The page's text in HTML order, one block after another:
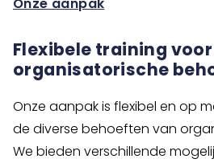
Flexibele training
organisatorische
Onze aanpak is flexibel en op
de diverse behoeften van
We bieden verschillende